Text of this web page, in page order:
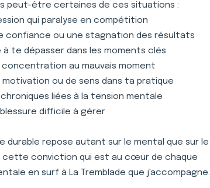
peut-être certaines de ces situations :
qui paralyse en compétition
confiance ou une stagnation des résultats
à te dépasser dans les moments clés
concentration au mauvais moment
motivation ou de sens dans ta pratique
chroniques liées à la tension mentale
difficile à gérer
durable repose autant sur le mental que sur le
cette conviction qui est au cœur de chaque
en surf à La Tremblade que j'accompagne.